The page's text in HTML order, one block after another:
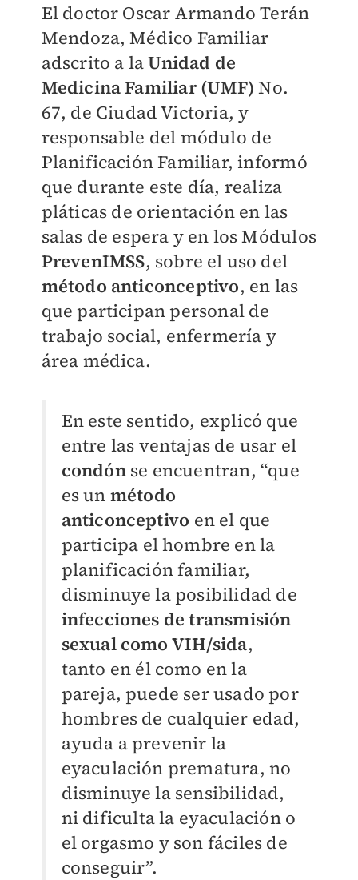
El doctor Oscar Armando Terán
Mendoza, Médico Familiar
adscrito a laUnidad de
Medicina Familiar (UMF) No.
67, de Ciudad Victoria, y
responsable del módulo de
Planificación Familiar, informó
que durante este día, realiza
pláticas de orientación en las
salas de espera y en los Módulos
PrevenIMSS, sobre el uso del
método anticonceptivo, en las
que participan personal de
trabajo social, enfermería y
área médica.
En este sentido, explicó que
entre las ventajas de usar el
condónse encuentran, “que
es un método
anticonceptivo en el que
participa el hombre en la
planificación familiar,
disminuye la posibilidad de
infecciones de transmisión
sexual como VIH/sida,
tanto en él como en la
pareja, puede ser usado por
hombres de cualquier edad,
ayuda a prevenir la
eyaculación prematura, no
disminuye la sensibilidad,
ni dificulta la eyaculación o
el orgasmo y son fáciles de
conseguir”.